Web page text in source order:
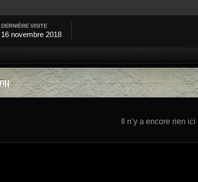
DERNIÈRE VISITE
16 novembre 2018
Il n’y a encore rien ici